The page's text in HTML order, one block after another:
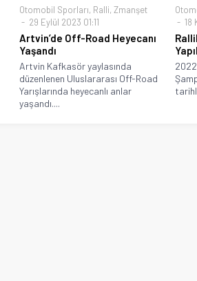
Otomobil Sporları, Ralli, Zmanşet
29 Eylül 2023 01:11
Artvin’de Off-Road Heyecanı
Yaşandı
Artvin Kafkasör yaylasında
düzenlenen Uluslararası Off-Road
Yarışlarında heyecanlı anlar
yaşandı....
18